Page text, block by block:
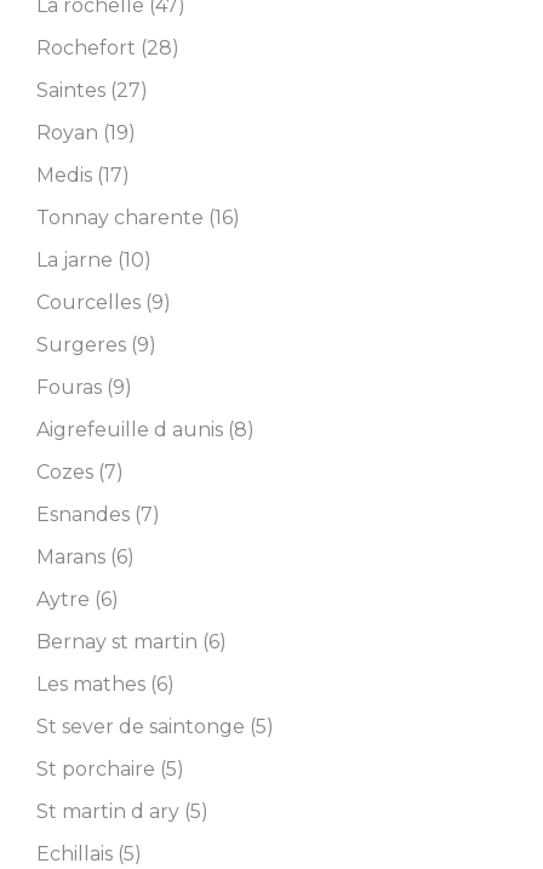
La rochelle (47)
Rochefort (28)
Saintes (27)
Royan (19)
Medis (17)
Tonnay charente (16)
La jarne (10)
Courcelles (9)
Surgeres (9)
Fouras (9)
Aigrefeuille d aunis (8)
Cozes (7)
Esnandes (7)
Marans (6)
Aytre (6)
Bernay st martin (6)
Les mathes (6)
St sever de saintonge (5)
St porchaire (5)
St martin d ary (5)
Echillais (5)